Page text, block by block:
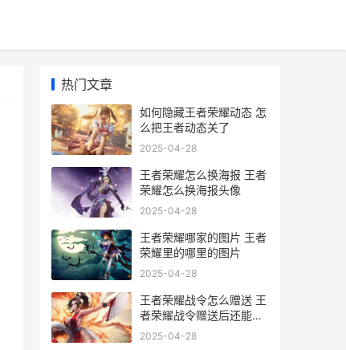
热门文章
如何隐藏王者荣耀动态 怎
么把王者动态关了
2025-04-28
王者荣耀怎么换海报 王者
荣耀怎么换海报头像
2025-04-28
王者荣耀哪家的图片 王者
荣耀里的哪里的图片
2025-04-28
王者荣耀战令怎么赠送 王
者荣耀战令赠送后还能进
阶吗
2025-04-28